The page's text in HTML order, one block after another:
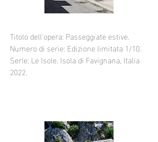
Titolo dell'opera: Passeggiate estive.
Numero di serie: Edizione limitata 1/10.
Serie: Le Isole. Isola di Favignana, Italia
2022.